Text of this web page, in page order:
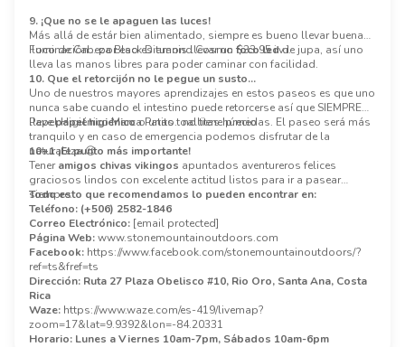
9. ¡Que no se le apaguen las luces!
Más allá de estár bien alimentado, siempre es bueno llevar buena
iluminación… por eso es tuanis llevar un foco ledde jupa, así uno
lleva las manos libres para poder caminar con facilidad.
Foco de Cabeza Black Diamond Cosmo $33.95 i.v.i.
10. Que el retorcijón no le pegue un susto…
Uno de nuestros mayores aprendizajes en estos paseos es que uno
nunca sabe cuando el intestino puede retorcerse así que SIEMPRE
llevepapel higiénicoo unas toallitas húmedas. El paseo será más
tranquilo y en caso de emergencia podemos disfrutar de la
naturaleza 😉
Papel Higiénico Marca Patito.. no tiene precio
10+1 ¡El punto más importante!
Teneramigos chivas vikingos apuntados aventureros felices
graciosos lindos con excelente actitud listos para ir a pasear
siempre.
Todo esto que recomendamos lo pueden encontrar en:
Teléfono: (+506) 2582-1846
Correo Electrónico: [email protected]
Página Web:www.stonemountainoutdoors.com
Facebook: https://www.facebook.com/stonemountainoutdoors/?
ref=ts&fref=ts
Dirección: Ruta 27 Plaza Obelisco #10, Rio Oro, Santa Ana, Costa
Rica
Waze: https://www.waze.com/es-419/livemap?
zoom=17&lat=9.9392&lon=-84.20331
Horario: Lunes a Viernes 10am-7pm, Sábados 10am-6pm